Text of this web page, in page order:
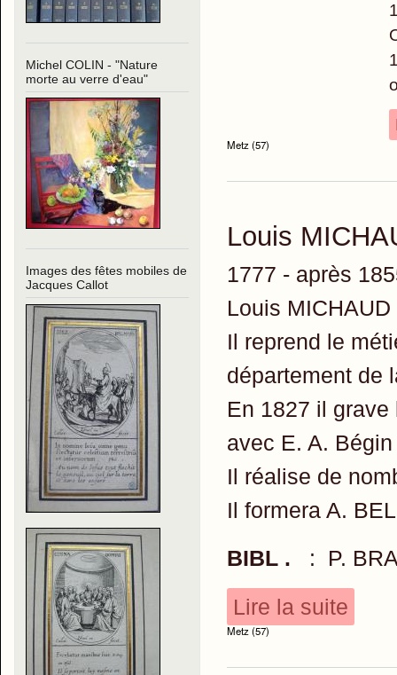
Michel COLIN - "Nature
morte au verre d'eau"
Images des fêtes mobiles de
Jacques Callot
Metz (57)
Louis
1777 - après
Louis
Il reprend le
département de
En 1827 il
avec E. A.
Il réalise de
Il formera A.
BIBL . : P.
Lire la suite
Metz (57)